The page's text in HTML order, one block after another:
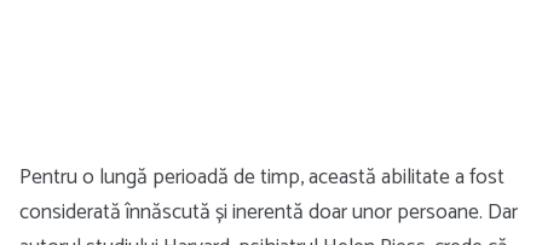
Pentru o lungă perioadă de timp, această abilitate a fost
considerată înnăscută și inerentă doar unor persoane. Dar